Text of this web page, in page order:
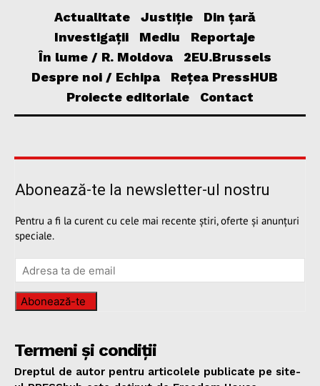
Actualitate Justiție
Din țară
Investigații
Mediu
Reportaje
În lume / R. Moldova
2EU.Brussels
Despre noi / Echipa
Rețea PressHUB
Proiecte editoriale
Contact
Abonează-te la newsletter-ul nostru
Pentru a fi la curent cu cele mai recente știri, oferte și anunțuri
speciale.
Abonează-te
Termeni și condiții
Dreptul de autor pentru articolele publicate pe site-